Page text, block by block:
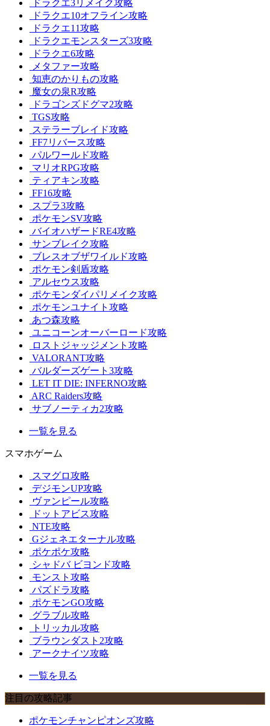
ドラクエ3リメイク攻略
ドラクエ10オフライン攻略
ドラクエ11攻略
ドラクエモンスターズ3攻略
ドラクエ6攻略
メタファー攻略
知恵のかりもの攻略
魔女の泉R攻略
ドラゴンズドグマ2攻略
TGS攻略
ステラーブレイド攻略
FF7リバース攻略
パルワールド攻略
マリオRPG攻略
ティアキン攻略
FF16攻略
スプラ3攻略
ポケモンSV攻略
バイオハザードRE4攻略
サンブレイク攻略
ブレスオブザワイルド攻略
ポケモン剣盾攻略
アルセウス攻略
ポケモンダイパリメイク攻略
ポケモンユナイト攻略
あつ森攻略
ユニコーンオーバーロード攻略
ロストジャッジメント攻略
VALORANT攻略
バルダーズゲート3攻略
LET IT DIE: INFERNO攻略
ARC Raiders攻略
サブノーティカ2攻略
一覧を見る
スマホゲーム
スマグロ攻略
デジモンUP攻略
ヴァンピール攻略
ドットアビス攻略
NTE攻略
Gジェネエターナル攻略
ポケポケ攻略
シャドバ ビヨンド攻略
モンスト攻略
パズドラ攻略
ポケモンGO攻略
グラブル攻略
トリッカル攻略
ブラウンダスト2攻略
アークナイツ攻略
一覧を見る
注目の攻略記事
ポケモンチャンピオンズ攻略